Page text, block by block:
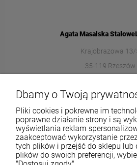
Agata Masalska
Krajobrazowa 13/
35-119 Rzeszów
572989669
Informacje
O nas
Dbamy o Twoją
Pliki cookies i pokrewne im
poprawne działanie strony i są
wyświetlania reklam
zaakceptować wykorzystanie
tych plików i przejść do sklepu lub
plików do swoich preferencji,